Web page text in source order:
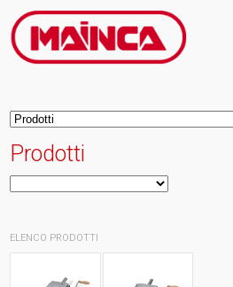
Prodotti
ELENCO PRODOTTI